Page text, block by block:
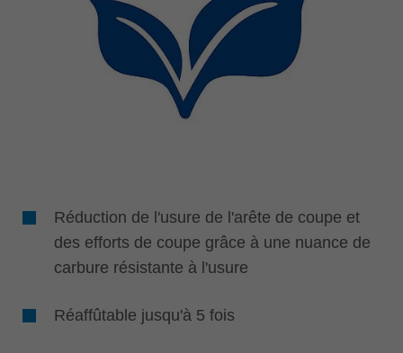
Réduction de l'usure de l'arête de coupe et
des efforts de coupe grâce à une nuance de
carbure résistante à l'usure
Réaffûtable jusqu'à 5 fois